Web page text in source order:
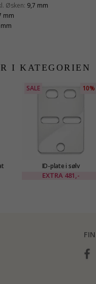
Øsken: 9,7 mm
mm
I KATEGORIEN
SALE 10%
ID-plate i sølv
EXTRA 481,-